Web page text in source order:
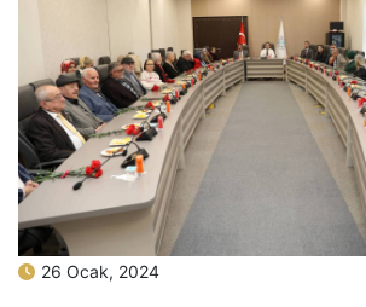
26 Ocak, 2024